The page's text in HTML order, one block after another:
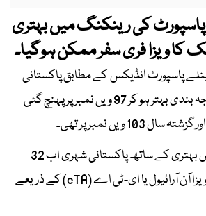
کی رینکنگ میں بہتری
تازہ ہینلے پاسپورٹ انڈیکس کے مطابق پاکستانی
پاسپورٹ کی عالمی درجہ بندی بہتر ہو کر 97 ویں نمبر پر پہنچ گئی
گلف نیوز کے مطابق اس بہتری کے ساتھ پاکستانی شہری اب 32
ممالک میں بغیر ویزا، ویزا آن آرائیول یا ای-ٹی اے (eTA) کے ذریعے